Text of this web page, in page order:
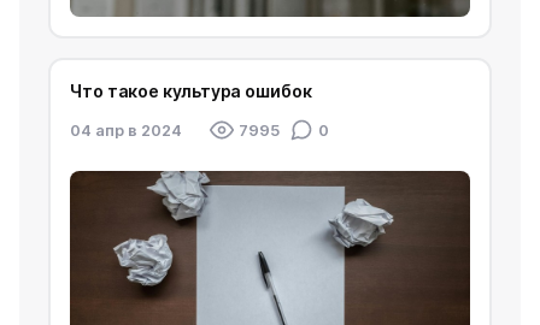
Что такое культура ошибок
04 апр в 2024 7995 0